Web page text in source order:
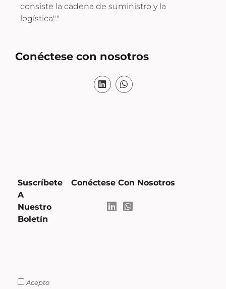
habilidades avanzadas e impulsar la mejora
profesional en la excelencia operativa."
Conéctese con nosotros
Suscríbete
A
Nuestro
Boletín
Acepto
Conéctese Con Nosotros